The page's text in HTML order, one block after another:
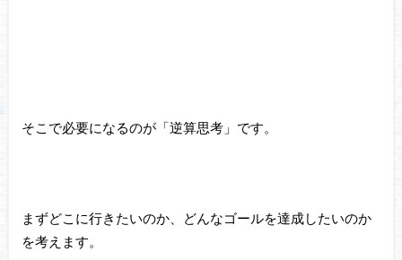
そこで必要になるのが「逆算思考」です。
まずどこに行きたいのか、どんなゴールを達成したいのか
を考えます。